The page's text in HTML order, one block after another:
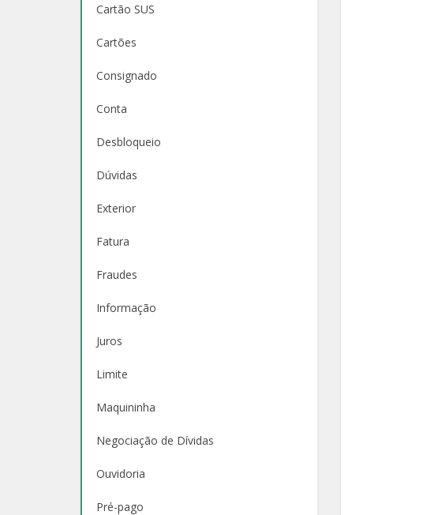
Cartão SUS
Cartões
Consignado
Conta
Desbloqueio
Dúvidas
Exterior
Fatura
Fraudes
Informação
Juros
Limite
Maquininha
Negociação de Dívidas
Ouvidoria
Pré-pago